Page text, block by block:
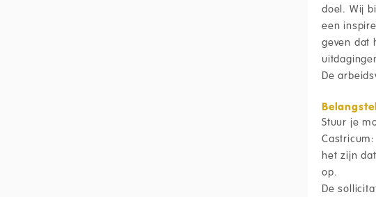
doel. Wij
een
geven dat
De
Stuur je
Castricum:
het zijn
op.
De